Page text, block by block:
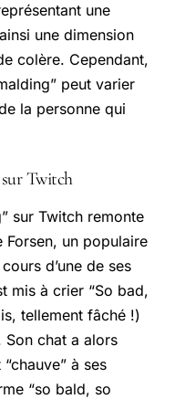
une
une dimension
colère. Cependant,
peut varier
la personne qui
Twitch
sur Twitch remonte
Forsen, un populaire
d’une de ses
mis à crier “So bad,
tellement fâché !)
chat a alors
à ses
“so bald, so